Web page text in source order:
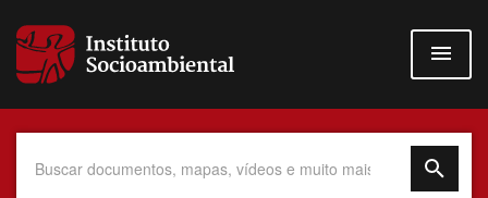
para
conteúdo